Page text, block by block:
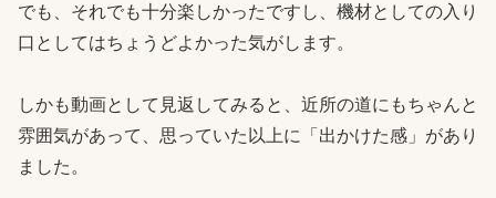
でも、それでも十分楽しかったですし、機材としての入り
口としてはちょうどよかった気がします。
しかも動画として見返してみると、近所の道にもちゃんと
雰囲気があって、思っていた以上に「出かけた感」があり
ました。